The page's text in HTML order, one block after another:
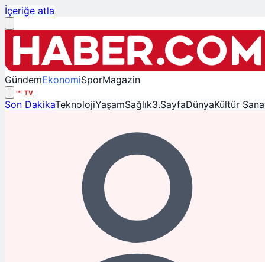
İçeriğe atla
GündemEkonomiSporMagazin
TV
Son DakikaTeknolojiYaşamSağlık3.SayfaDünyaKültür